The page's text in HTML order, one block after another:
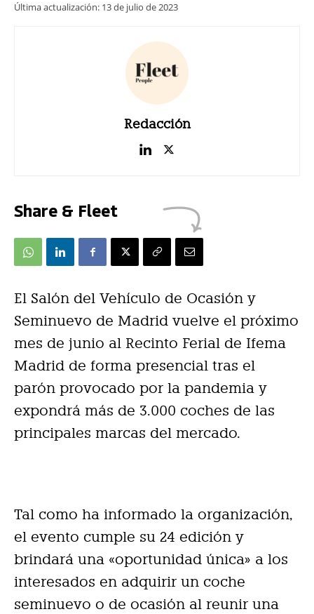
Última actualización: 13 de julio de 2023
Redacción
Share & Fleet
El Salón del Vehículo de Ocasión y
Seminuevo de Madrid vuelve el próximo
mes de junio al Recinto Ferial de Ifema
Madrid de forma presencial tras el
parón provocado por la pandemia y
expondrá más de 3.000 coches de las
principales marcas del mercado.
Tal como ha informado la organización,
el evento cumple su 24 edición y
brindará una «oportunidad única» a los
interesados en adquirir un coche
seminuevo o de ocasión al reunir una